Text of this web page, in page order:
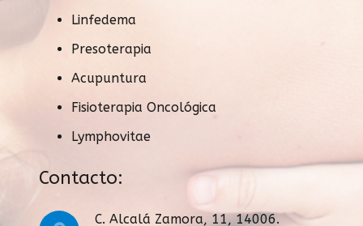
Linfedema
Presoterapia
Acupuntura
Fisioterapia Oncológica
Lymphovitae
Contacto:
C. Alcalá Zamora, 11, 14006.